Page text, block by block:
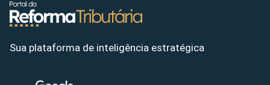
Sua plataforma de inteligência estratégica